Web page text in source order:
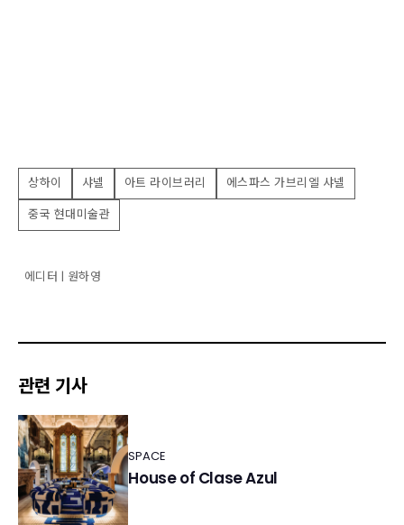
상하이 샤넬 아트 라이브러리
에스파스 가브리엘 샤넬
중국 현대미술관
에디터 | 원하영
관련 기사
SPACE
House of Clase Azul